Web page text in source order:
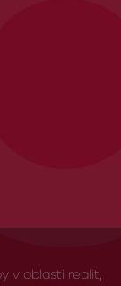
v oblasti realit,